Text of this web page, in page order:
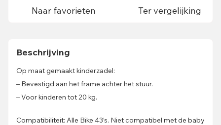
Naar favorieten Ter vergelijking
Beschrijving
Op maat gemaakt kinderzadel:
– Bevestigd aan het frame achter het stuur.
– Voor kinderen tot 20 kg.
Compatibiliteit: Alle Bike 43’s. Niet compatibel met de baby